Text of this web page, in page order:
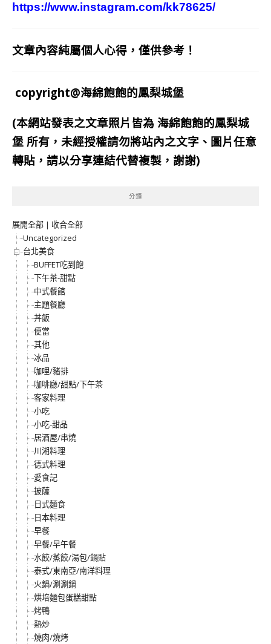
https://www.instagram.com/kk78625/
文章內容純屬個人心得，僅供參考！
copyright@海綿飽飽的鳳梨城堡
(本網站發表之文章照片皆為 海綿飽飽的鳳梨城
堡 所有，未經授權請勿將站內之文字、圖片任意
轉貼，請以分享連結代替複製，謝謝)
分類
展開全部 | 收合全部
Uncategorized
台北美食
BUFFET吃到飽
下午茶-甜點
中式餐館
主題餐廳
丼飯
便當
其他
冰品
咖哩/豬排
咖啡廳/甜點/下午茶
客家料理
小吃
小吃-甜品
居酒屋/串燒
川湘料理
德式料理
愛食記
披薩
日式麵食
日本料理
早餐
早餐/早午餐
水餃/蒸餃/湯包/鍋貼
泰式/東南亞/南洋料理
火鍋/涮涮鍋
烘培麵包蛋糕甜點
烤鴨
熱炒
燒肉/燒烤